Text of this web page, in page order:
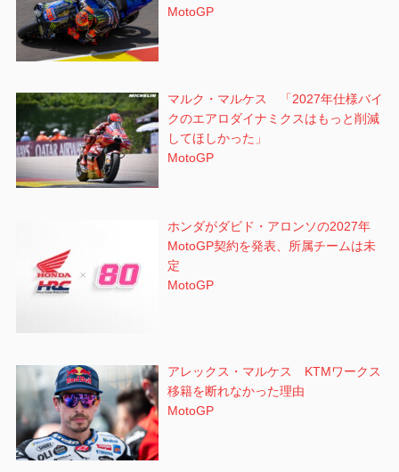
MotoGP
マルク・マルケス 「2027年仕様バイ
クのエアロダイナミクスはもっと削減
してほしかった」
MotoGP
ホンダがダビド・アロンソの2027年
MotoGP契約を発表、所属チームは未
定
MotoGP
アレックス・マルケス KTMワークス
移籍を断れなかった理由
MotoGP